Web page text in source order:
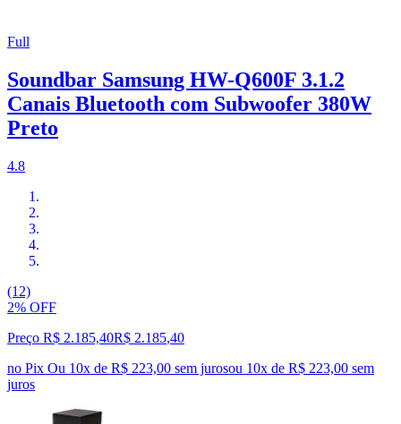
Full
Soundbar Samsung HW-Q600F 3.1.2
Canais Bluetooth com Subwoofer 380W
Preto
4.8
(12)
2% OFF
Preço R$ 2.185,40R$ 2.185,40
no Pix Ou 10x de R$ 223,00 sem jurosou 10x de R$ 223,00 sem
juros